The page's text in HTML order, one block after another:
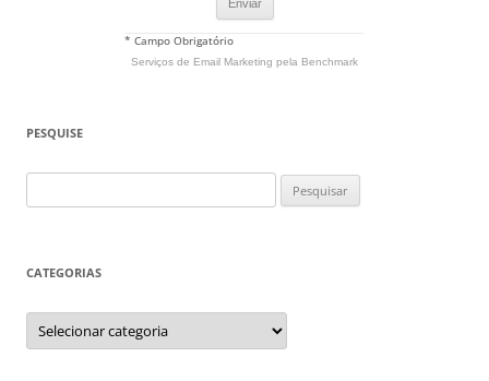
* Campo Obrigatório
Serviços de Email Marketing pela Benchmark
PESQUISE
por:
CATEGORIAS
Categorias